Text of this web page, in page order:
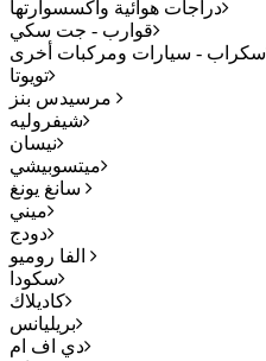
دراجات هوائية واكسسوارتها
قوارب - جت سكي
سكراب - سيارات ومركبات أخرى
تويوتا
شيفروليه
نيسان
ميتسوبيشي
ميني
دودج
سكودا
كاديلاك
بريليانس
دي اف ام